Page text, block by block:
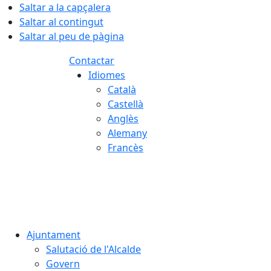
Saltar a la capçalera
Saltar al contingut
Saltar al peu de pàgina
Contactar
Idiomes
Català
Castellà
Anglès
Alemany
Francès
Ajuntament
Salutació de l'Alcalde
Govern